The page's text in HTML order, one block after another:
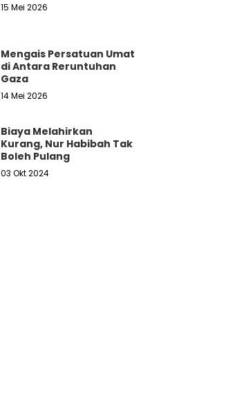
15 Mei 2026
Mengais Persatuan Umat
di Antara Reruntuhan
Gaza
14 Mei 2026
Biaya Melahirkan
Kurang, Nur Habibah Tak
Boleh Pulang
03 Okt 2024